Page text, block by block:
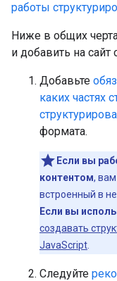
работы
Ниже в общих
и добавить на
Добавьте
каких частях
формата.
Если вы
контентом,
встроенный в
Если вы
создавать
JavaScript
Следуйте